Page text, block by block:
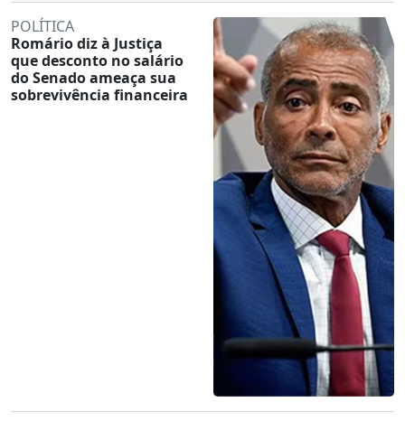
POLÍTICA
Romário diz à Justiça
que desconto no salário
do Senado ameaça sua
sobrevivência financeira